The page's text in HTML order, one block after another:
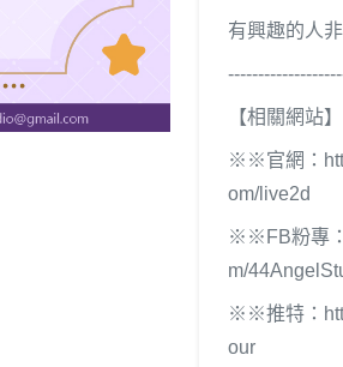
有興趣的人
【相關網站】
※※官網：
om/live2d
※※FB粉專：
m/
※※推特：
our